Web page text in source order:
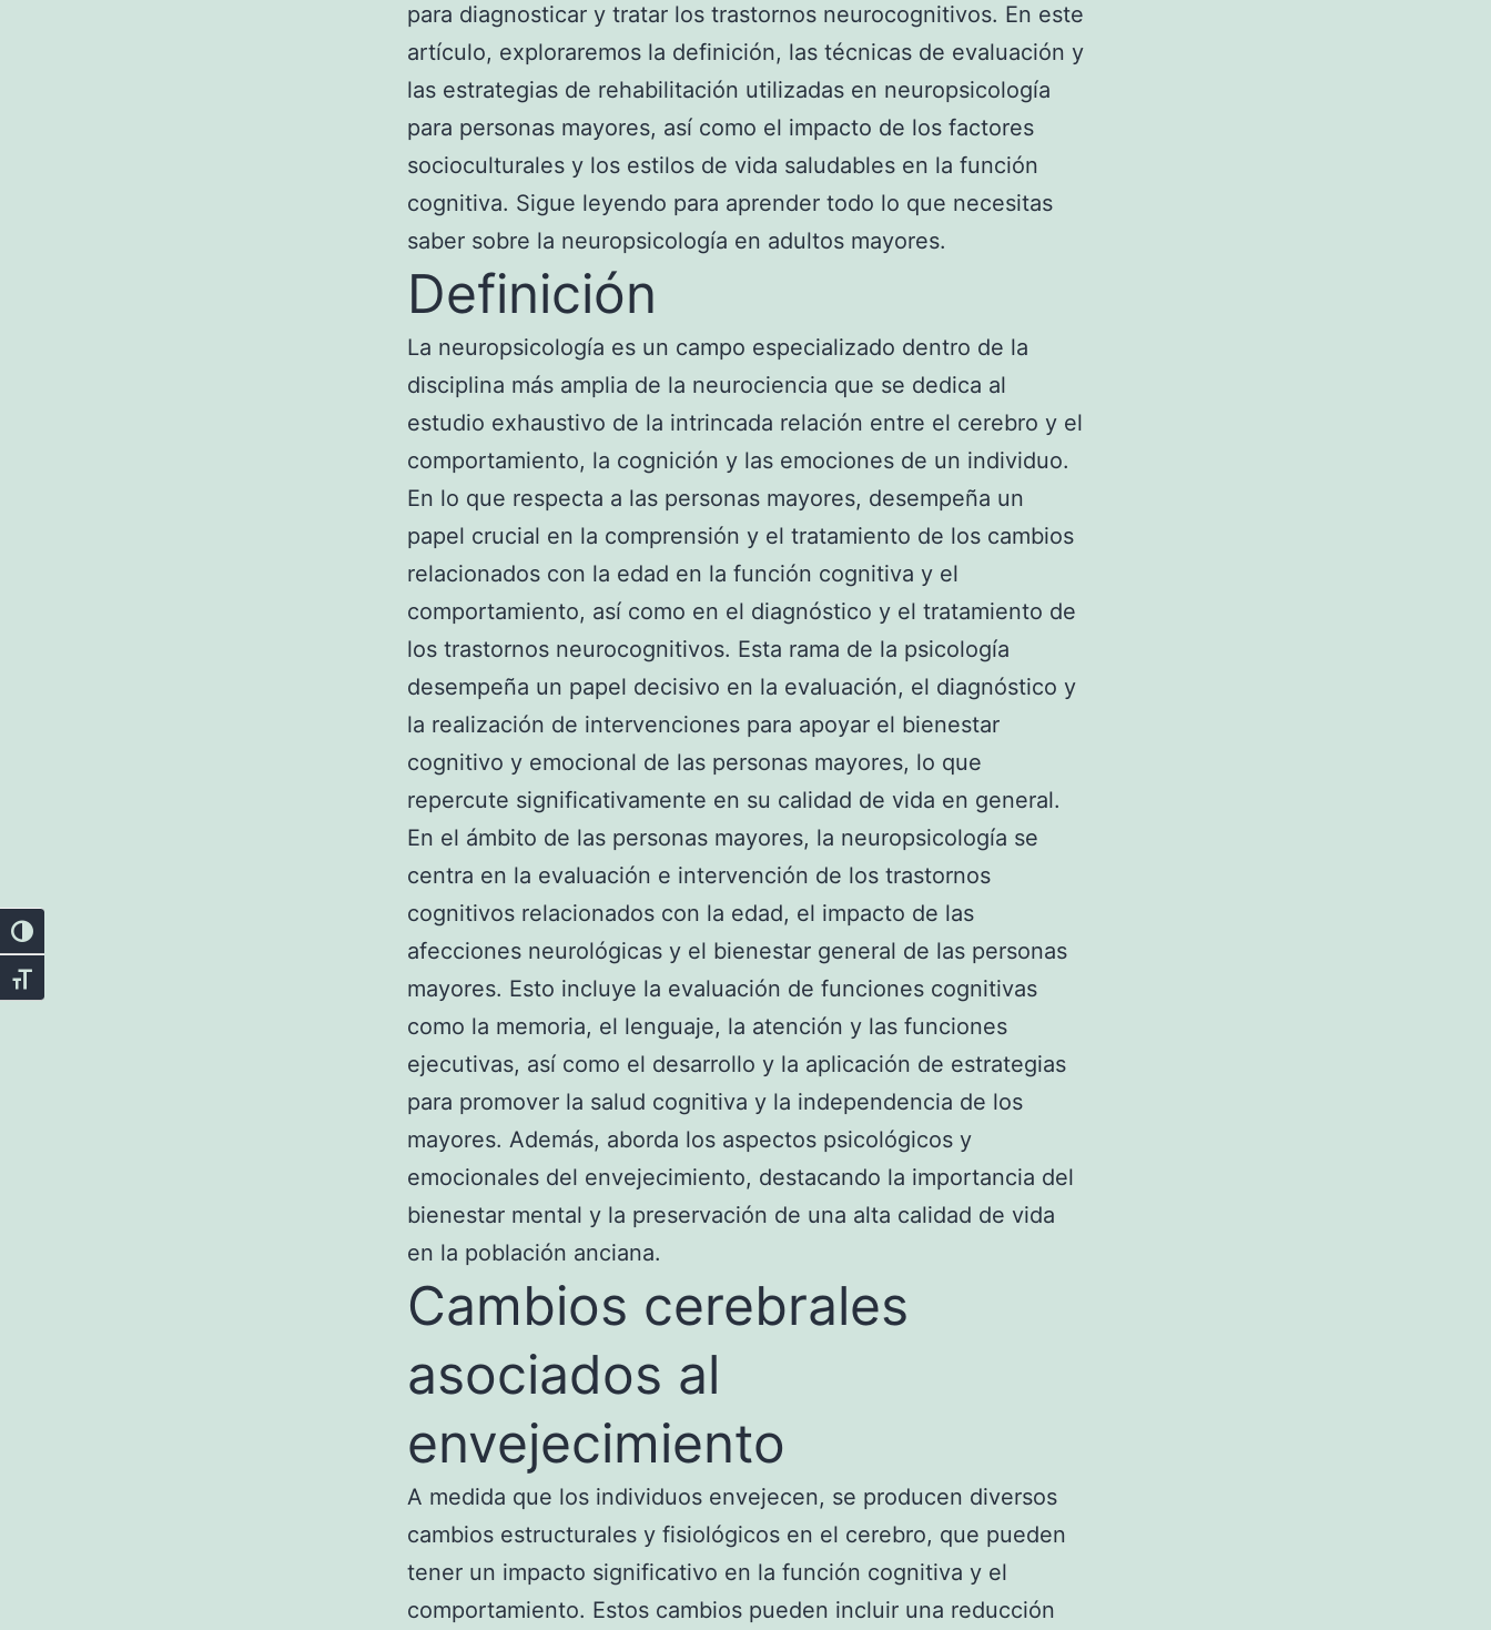
Alternar alto contraste
Alternar tamaño de letra
para diagnosticar y tratar los trastornos neurocognitivos. En este
artículo, exploraremos la definición, las técnicas de evaluación y
las estrategias de rehabilitación utilizadas en neuropsicología
para personas mayores, así como el impacto de los factores
socioculturales y los estilos de vida saludables en la función
cognitiva. Sigue leyendo para aprender todo lo que necesitas
saber sobre la neuropsicología en adultos mayores.
Definición
La neuropsicología es un campo especializado dentro de la
disciplina más amplia de la neurociencia que se dedica al
estudio exhaustivo de la intrincada relación entre el cerebro y el
comportamiento, la cognición y las emociones de un individuo.
En lo que respecta a las personas mayores, desempeña un
papel crucial en la comprensión y el tratamiento de los cambios
relacionados con la edad en la función cognitiva y el
comportamiento, así como en el diagnóstico y el tratamiento de
los trastornos neurocognitivos. Esta rama de la psicología
desempeña un papel decisivo en la evaluación, el diagnóstico y
la realización de intervenciones para apoyar el bienestar
cognitivo y emocional de las personas mayores, lo que
repercute significativamente en su calidad de vida en general.
En el ámbito de las personas mayores, la neuropsicología se
centra en la evaluación e intervención de los trastornos
cognitivos relacionados con la edad, el impacto de las
afecciones neurológicas y el bienestar general de las personas
mayores. Esto incluye la evaluación de funciones cognitivas
como la memoria, el lenguaje, la atención y las funciones
ejecutivas, así como el desarrollo y la aplicación de estrategias
para promover la salud cognitiva y la independencia de los
mayores. Además, aborda los aspectos psicológicos y
emocionales del envejecimiento, destacando la importancia del
bienestar mental y la preservación de una alta calidad de vida
en la población anciana.
Cambios cerebrales
asociados al
envejecimiento
A medida que los individuos envejecen, se producen diversos
cambios estructurales y fisiológicos en el cerebro, que pueden
tener un impacto significativo en la función cognitiva y el
comportamiento. Estos cambios pueden incluir una reducción